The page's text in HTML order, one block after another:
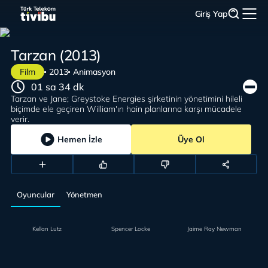
Giriş Yap
Film 2013 Animasyon
Tarzan (2013)
Tarzan ve Jane; Greystoke Energies şirketinin yönetimini hileli
biçimde ele geçiren William'ın hain planlarına karşı mücadele
verir.
01 sa 34 dk
Hemen İzle Üye Ol
Oyuncular Yönetmen
Kellan Lutz Spencer Locke Jaime Ray Newman